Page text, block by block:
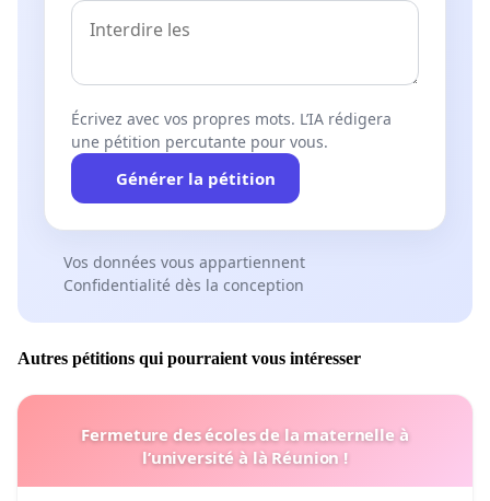
Écrivez avec vos propres mots. L’IA rédigera
une pétition percutante pour vous.
Générer la pétition
Vos données vous appartiennent
Confidentialité dès la conception
Autres pétitions qui pourraient vous intéresser
Fermeture des écoles de la maternelle à
l’université à là Réunion !